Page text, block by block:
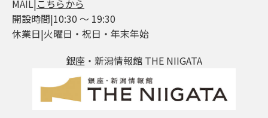
MAIL|こちらから
開設時間|10:30 ～ 19:30
休業日|火曜日・祝日・年末年始
銀座・新潟情報館 THE NIIGATA